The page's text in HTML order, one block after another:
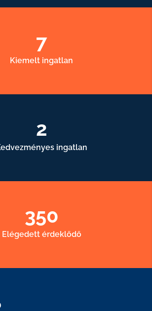
7
Kiemelt ingatlan
2
ingatlan
350
Elégedett érdeklődő